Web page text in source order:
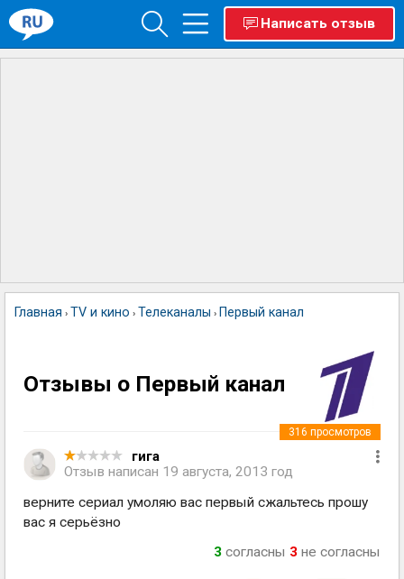
Написать отзыв
Главная › TV и кино › Телеканалы › Первый канал
Отзывы о Первый канал
гига
Отзыв написан 19 августа, 2013 год
316 просмотров
верните сериал умоляю вас первый сжальтесь прошу
вас я серьёзно
3 согласны 3 не согласны